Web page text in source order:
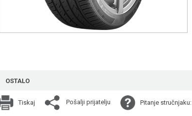
OSTALO
Tiskaj Pošalji prijatelju Pitanje stručnjaku: